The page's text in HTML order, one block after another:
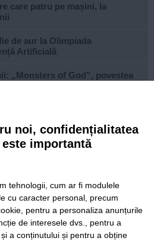
care patru pe mașini, la
de aur la Olimpiada
Artificială
„Monsters of God”, povestea
aproximativ 85% gata.
și când va fi inaugurat
Metro din Calea Șagului. O
auto ani la rând, dar nu a
de aproape 30.000 de euro
noi, confidențialitatea
este importantă
tehnologii, cum ar fi modulele
cu caracter personal, precum
pentru a personaliza anunțurile
de interesele dvs., pentru a
a conținutului și pentru a obține